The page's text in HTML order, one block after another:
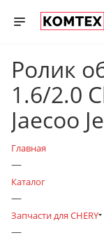
Ролик
1.6/2.0
Jaecoo
Главная
—
Каталог
—
Запчасти для CHERY
—